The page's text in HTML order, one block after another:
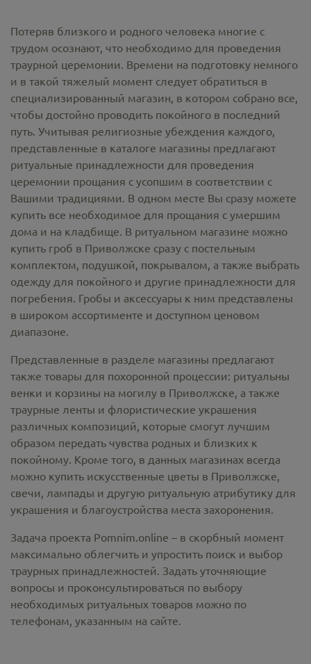
Потеряв близкого и родного человека многие с
трудом осознают, что необходимо для проведения
траурной церемонии. Времени на подготовку немного
и в такой тяжелый момент следует обратиться в
специализированный магазин, в котором собрано все,
чтобы достойно проводить покойного в последний
путь. Учитывая религиозные убеждения каждого,
представленные в каталоге магазины предлагают
ритуальные принадлежности для проведения
церемонии прощания с усопшим в соответствии с
Вашими традициями. В одном месте Вы сразу можете
купить все необходимое для прощания с умершим
дома и на кладбище. В ритуальном магазине можно
купить гроб в Приволжске сразу с постельным
комплектом, подушкой, покрывалом, а также выбрать
одежду для покойного и другие принадлежности для
погребения. Гробы и аксессуары к ним представлены
в широком ассортименте и доступном ценовом
диапазоне.
Представленные в разделе магазины предлагают
также товары для похоронной процессии: ритуальны
венки и корзины на могилу в Приволжске, а также
траурные ленты и флористические украшения
различных композиций, которые смогут лучшим
образом передать чувства родных и близких к
покойному. Кроме того, в данных магазинах всегда
можно купить искусственные цветы в Приволжске,
свечи, лампады и другую ритуальную атрибутику для
украшения и благоустройства места захоронения.
Задача проекта Pomnim.online – в скорбный момент
максимально облегчить и упростить поиск и выбор
траурных принадлежностей. Задать уточняющие
вопросы и проконсультироваться по выбору
необходимых ритуальных товаров можно по
телефонам, указанным на сайте.